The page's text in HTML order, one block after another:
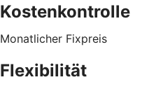
Kostenkontrolle
Monatlicher Fixpreis
Flexibilität